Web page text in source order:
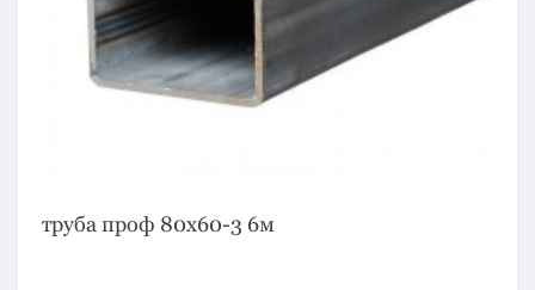
труба проф 80х60-3 6м